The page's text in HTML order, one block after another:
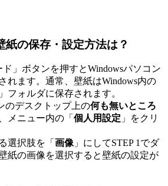
紙の保存・設定方法は？
」ボタンを押すとWindowsパソコン
れます。通常、壁紙はWindows内の
」フォルダに保存されます。
のデスクトップ上の何も無いところ
メニュー内の「 個人用設定 」をクリ
選択肢を「 画像 」にしてSTEP 1でダ
紙の画像を選択すると壁紙の設定が